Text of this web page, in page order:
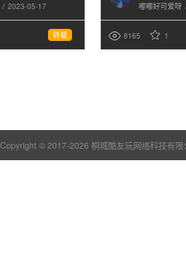
/ 2023-05-17
转载
嘟嘟好可爱呀
8165 1
Copyright © 2017-2026 桐城酷友玩网络科技有